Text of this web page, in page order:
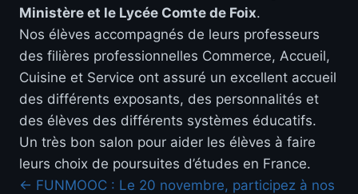
Ministère et le Lycée Comte de Foix.
Nos élèves accompagnés de leurs professeurs
des filières professionnelles Commerce, Accueil,
Cuisine et Service ont assuré un excellent accueil
des différents exposants, des personnalités et
des élèves des différents systèmes éducatifs.
Un très bon salon pour aider les élèves à faire
leurs choix de poursuites d’études en France.
← FUNMOOC : Le 20 novembre, participez à nos